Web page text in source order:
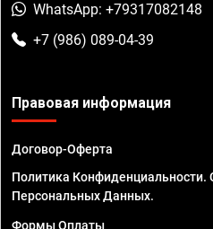
WhatsApp: +79317082148
+7 (986) 089-04-39
Правовая информация
Договор-Оферта
Политика Конфиденциальности.
Персональных Данных.
Формы Оплаты